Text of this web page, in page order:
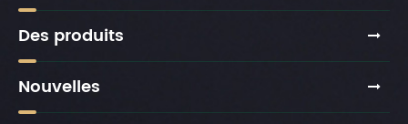
Des produits
Nouvelles